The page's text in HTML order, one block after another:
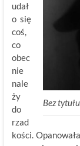
Bez
udał
o się
coś,
co
obec
nie
nale
ży
do
rzad
kości.